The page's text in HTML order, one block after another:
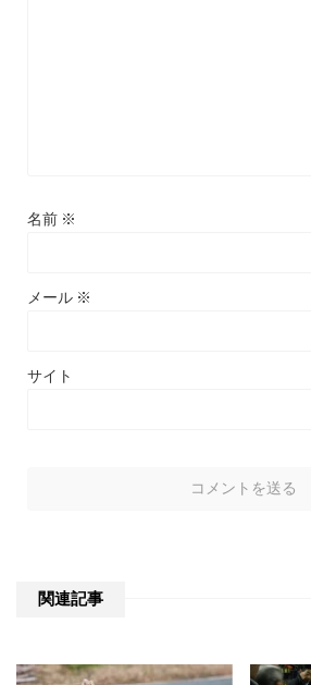
名前 ※
メール ※
サイト
関連記事